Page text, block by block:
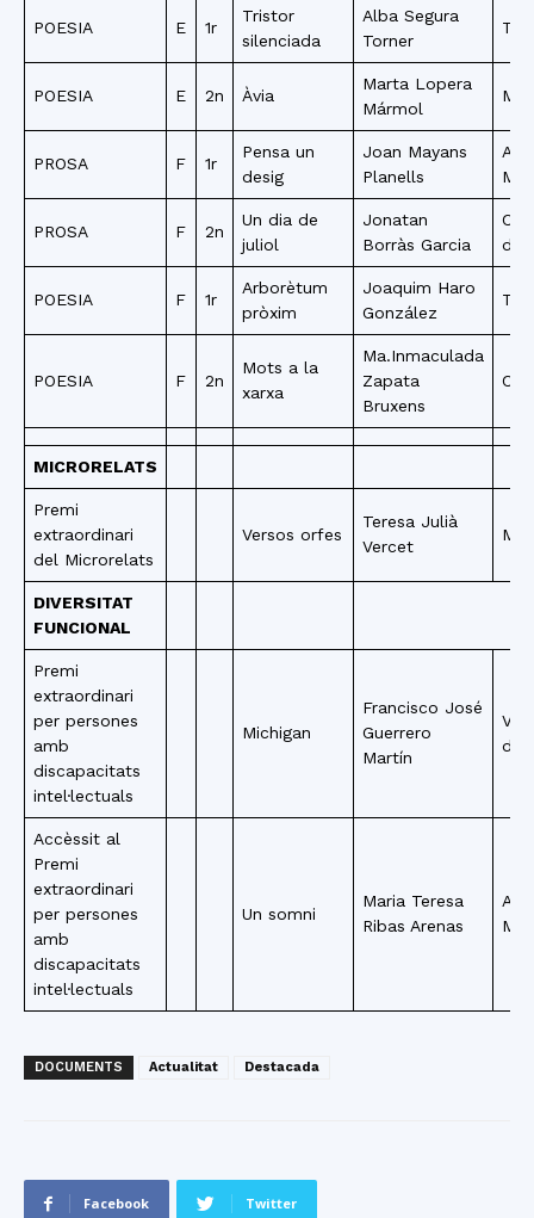
POESIA E 1r
Tristor
silenciada
Alba Segura
Torner
POESIA E 2n Àvia
Marta Lopera
Mármol
PROSA F 1r
Pensa un
desig
Joan Mayans
Planells
PROSA F 2n
Un dia de
juliol
Jonatan
Borràs Garcia
de
POESIA F 1r
Arborètum
pròxim
Joaquim Haro
González
POESIA F 2n
Mots a la
xarxa
Ma.Inmaculada
Zapata
Bruxens
MICRORELATS
Premi
extraordinari
del Microrelats
Versos orfes
Teresa Julià
Vercet
DIVERSITAT
FUNCIONAL
Premi
extraordinari
per persones
amb
discapacitats
intel·lectuals
Michigan
Francisco José
Guerrero
Martín
de
Accèssit al
Premi
extraordinari
per persones
amb
discapacitats
intel·lectuals
Un somni
Maria Teresa
Ribas Arenas
Mar
DOCUMENTS Actualitat Destacada
Facebook Twitter